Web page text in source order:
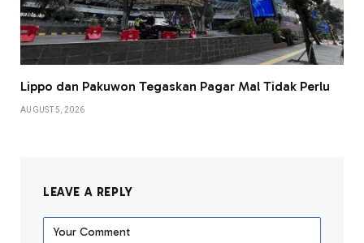
Lippo dan Pakuwon Tegaskan Pagar Mal Tidak Perlu
AUGUST 5, 2026
LEAVE A REPLY